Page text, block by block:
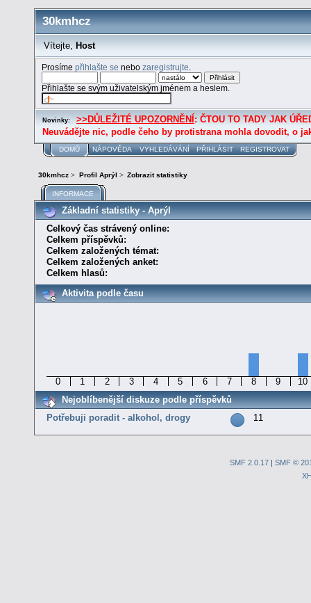
30kmhcz
Vítejte, Host
Prosímepřihlašte se nebozaregistrujte
Přihlašte se svým uživatelským jménem a heslem.
Novinky: >>DŮLEŽITÉ UPOZORNĚNÍ : ČTOU TO TADY JAK
Neuvádějte nic, podle čeho by protistrana mohla dovodit, o
DOMŮ NÁPOVĚDA VYHLEDÁVÁNÍ PŘIHLÁSIT REGISTROVAT
30kmhcz > Profil Aprýl > Zobrazit statistiky
INFORMACE
Základní statistiky - Aprýl
Celkový čas strávený online:
Celkem příspěvků:
Celkem založených témat:
Celkem založených anket:
Celkem hlasů:
Aktivita podle času
0 1 2 3 4 5 6 7 8 9
10
Nejoblíbenější diskuze podle příspěvků
Potřebuji poradit - alkohol, drogy
11
SMF 2.0.17| SMF ©